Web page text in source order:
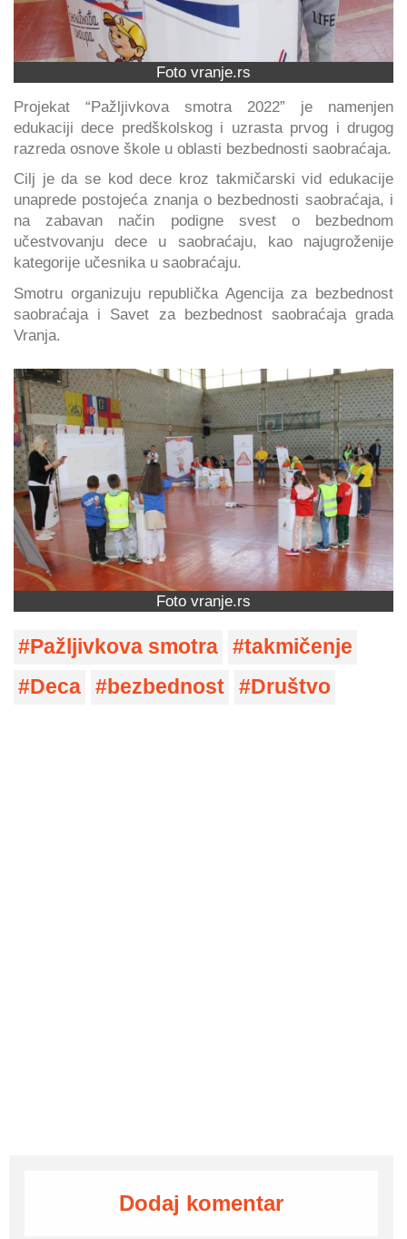
Foto vranje.rs
Projekat “Pažljivkova smotra 2022” je namenjen
edukaciji dece predškolskog i uzrasta prvog i drugog
razreda osnove škole u oblasti bezbednosti saobraćaja.
Cilj je da se kod dece kroz takmičarski vid edukacije
unaprede postojeća znanja o bezbednosti saobraćaja, i
na zabavan način podigne svest o bezbednom
učestvovanju dece u saobraćaju, kao najugroženije
kategorije učesnika u saobraćaju.
Smotru organizuju republička Agencija za bezbednost
saobraćaja i Savet za bezbednost saobraćaja grada
Vranja.
Foto vranje.rs
Pažljivkova smotra
takmičenje
Deca
bezbednost Društvo
Dodaj komentar